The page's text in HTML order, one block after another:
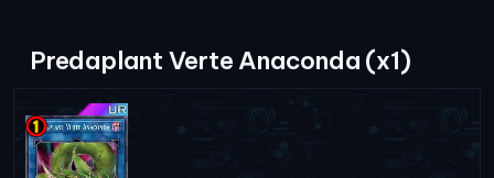
Predaplant Verte Anaconda (x1)